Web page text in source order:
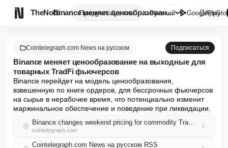
TheNote ПродуктыАгенты Binance меняет ценообразование...
Русский GooglePlay

Cointelegraph.com News на русском Подписаться
Binance меняет ценообразование на выходные для
товарных TradFi фьючерсов
Binance перейдет на модель ценообразования,
взвешенную по книге ордеров, для бессрочных фьючерсов
на сырье в нерабочее время, что потенциально изменит
маржинальное обеспечение и поведение при ликвидации.
Binance changes weekend pricing for commodity TradFi futures
cointelegraph.com
Cointelegraph.com News на русском RSS